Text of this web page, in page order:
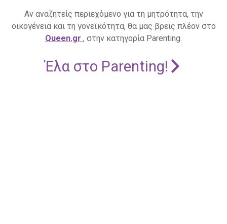
Αν αναζητείς περιεχόμενο για τη μητρότητα, την
οικογένεια και τη γονεϊκότητα, θα μας βρεις πλέον στο
Queen.gr , στην κατηγορία Parenting.
Έλα στο Parenting!